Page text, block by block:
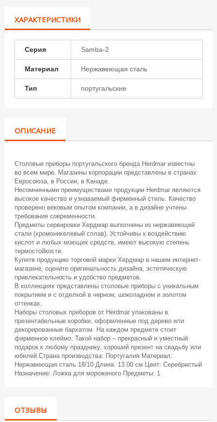
ХАРАКТЕРИСТИКИ
Серия Samba-2
Материал Нержавеющая сталь
Тип португальские
ОПИСАНИЕ
Столовые приборы португальского бренда Herdmar известны
во всем мире. Магазины корпорации представлены в странах
Евросоюза, в России, в Канаде.
Несомненными преимуществами продукции Herdmar являются
высокое качество и узнаваемый фирменный стиль. Качество
проверено вековым опытом компании, а в дизайне учтены
требования современности.
Предметы сервировки Хердмар выполнены из нержавеющей
стали (хромоникелевый сплав). Устойчивы к воздействию
кислот и любых моющих средств, имеют высокую степень
термостойкости.
Купите продукцию торговой марки Хердмар в нашем интернет-
магазине, оцените оригинальность дизайна, эстетическую
привлекательность и удобство предметов.
В коллекциях представлены столовые приборы с уникальным
покрытием и с отделкой в черном, шоколадном и золотом
оттенках.
Наборы столовых приборов от Herdmar упакованы в
презентабельные коробки, оформленные под дерево или
декорированные бархатом. На каждом предмете стоит
фирменное клеймо. Такой набор – прекрасный и уместный
подарок к любому празднику, хороший презент на свадьбу или
юбилей.Страна производства: Португалия Материал:
Нержавеющая сталь 18/10 Длина: 13.00 см Цвет: Серебристый
Назначение: Ложка для мороженого Предметы: 1
ОТЗЫВЫ